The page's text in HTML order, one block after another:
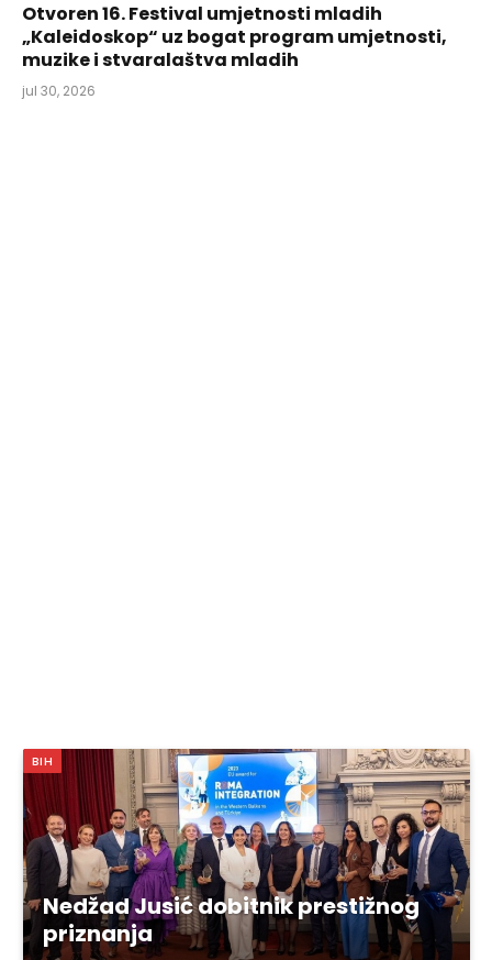
Otvoren 16. Festival umjetnosti mladih
„Kaleidoskop“ uz bogat program umjetnosti,
muzike i stvaralaštva mladih
jul 30, 2026
BIH
Nedžad Jusić dobitnik prestižnog
priznanja